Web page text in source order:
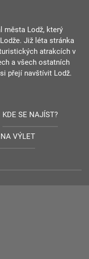
města Lodž, který
Již léta stránka
atrakcích v
a všech ostatních
přejí navštívit Lodž.
KDE SE NAJÍST?
VÝLET